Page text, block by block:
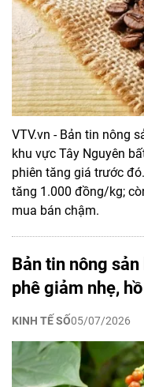
VTV.vn - Bản tin nông
khu vực Tây Nguyên
phiên tăng giá trước
tăng 1.000 đồng/kg;
mua bán chậm.
Bản tin nông
phê giảm nhẹ,
KINH TẾ SỐ05/07/2026